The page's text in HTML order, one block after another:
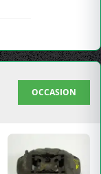
OCCASION